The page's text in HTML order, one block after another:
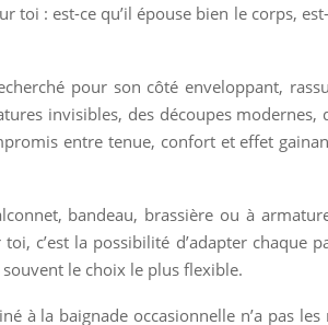
: est-ce qu’il épouse bien le corps, est-
pour son côté enveloppant,
invisibles, des découpes modernes,
entre tenue, confort et effet
bandeau, brassière ou à
c’est la possibilité d’adapter chaque
le choix le plus flexible.
à la baignade occasionnelle n’a pas les